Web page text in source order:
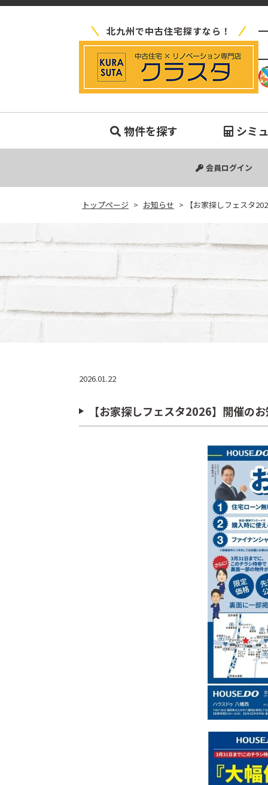
北九州で中古住宅探すなら！
物件を探す
中古マンション
中古一戸建て
新築一戸建て
土地
シミ
会員ログイン
トップページ > お知らせ > 【お家探しフェスタ
2026.01.22
【お家探しフェスタ2026】開催の